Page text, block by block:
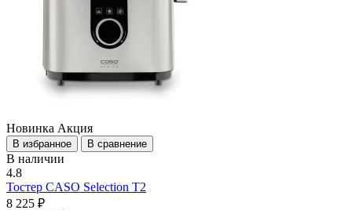
Новинка Акция
В избранное В сравнение
В наличии
4.8
Тостер CASO Selection T2
8 225 ₽